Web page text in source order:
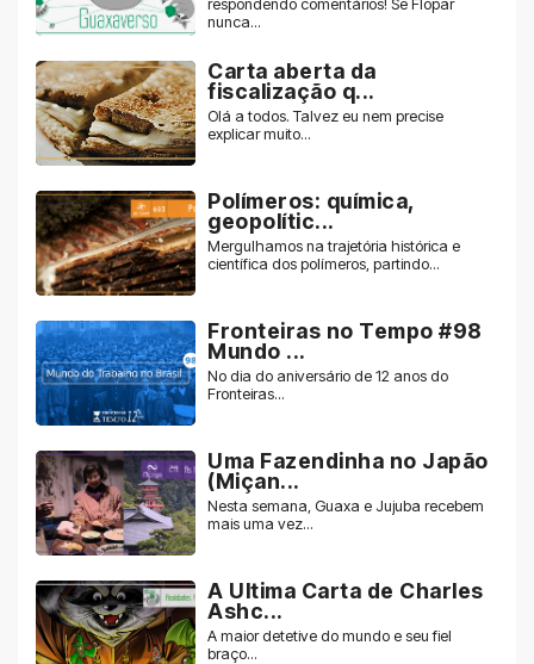
respondendo comentários! Se Flopar
nunca...
Carta aberta da
fiscalização q...
Olá a todos. Talvez eu nem precise
explicar muito...
Polímeros: química,
geopolític...
Mergulhamos na trajetória histórica e
científica dos polímeros, partindo...
Fronteiras no Tempo #98
Mundo ...
No dia do aniversário de 12 anos do
Fronteiras...
Uma Fazendinha no Japão
(Miçan...
Nesta semana, Guaxa e Jujuba recebem
mais uma vez...
A Ultima Carta de Charles
Ashc...
A maior detetive do mundo e seu fiel
braço...